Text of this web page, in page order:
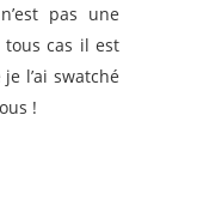
pas une
cas il est
l’ai swatché
!